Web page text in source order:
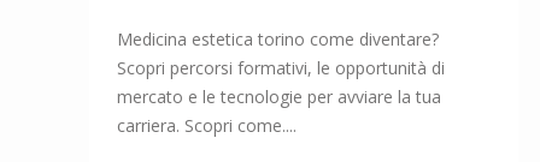
Medicina estetica torino come diventare?
Scopri percorsi formativi, le opportunità di
mercato e le tecnologie per avviare la tua
carriera. Scopri come....